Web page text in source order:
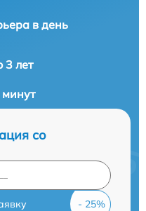
в день
3 лет
со